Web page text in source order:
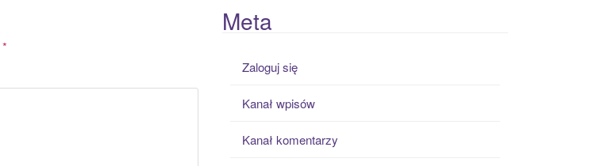
*
Meta
Zaloguj się
Kanał wpisów
Kanał komentarzy